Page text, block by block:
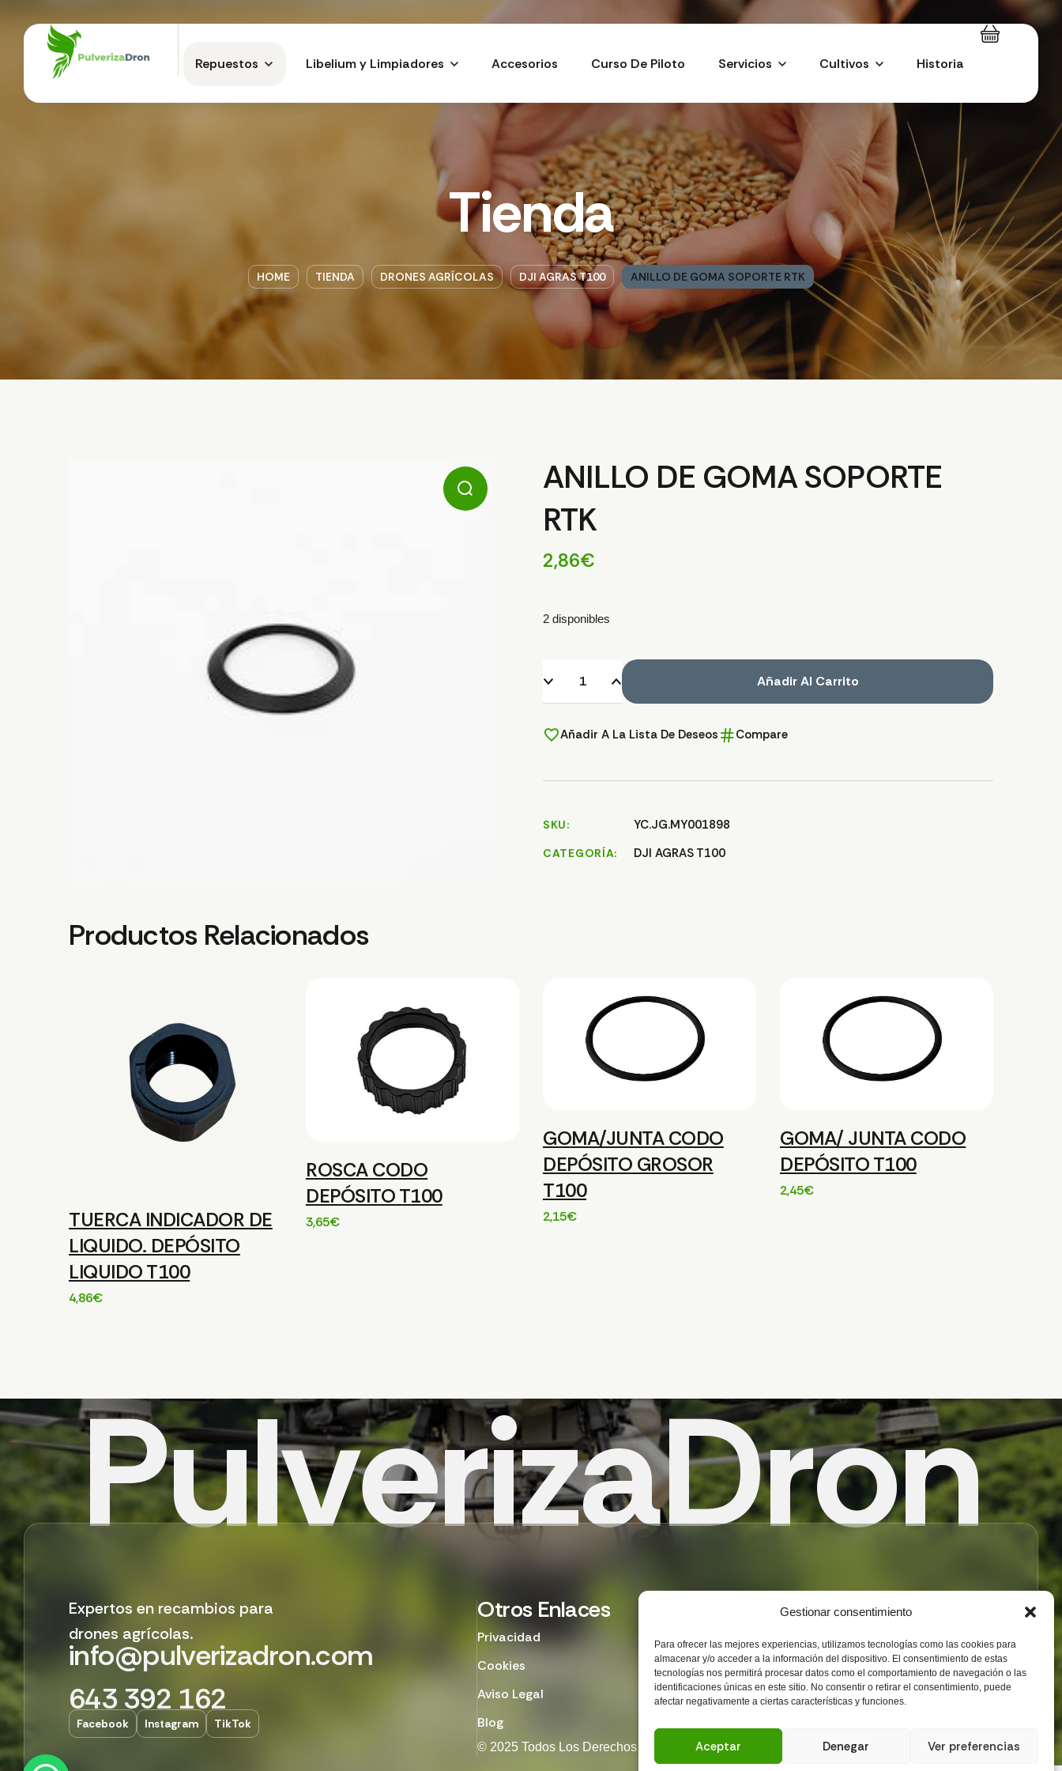
Gestionar consentimiento
Para ofrecer las mejores experiencias, utilizamos tecnologías como las cookies para
almacenar y/o acceder a la información del dispositivo. El consentimiento de estas
tecnologías nos permitirá procesar datos como el comportamiento de navegación o las
identificaciones únicas en este sitio. No consentir o retirar el consentimiento, puede
afectar negativamente a ciertas características y funciones.
Aceptar Denegar Ver preferencias
Repuestos Libelium y Limpiadores Accesorios Curso De Piloto Servicios Cultivos Historia
Tienda
HOME TIENDA DRONES AGRÍCOLAS DJI AGRAS T100 ANILLO DE GOMA SOPORTE RTK
ANILLO DE GOMA SOPORTE
RTK
2,86€
2 disponibles
Añadir Al Carrito
Compare
Añadir A La Lista De Deseos
SKU YC.JG.MY001898
CATEGORÍA DJI AGRAS T100
Productos Relacionados
TUERCA INDICADOR DE
LIQUIDO. DEPÓSITO
LIQUIDO T100
4,86€
ROSCA CODO
DEPÓSITO T100
3,65€
GOMA/JUNTA CODO
DEPÓSITO GROSOR
T100
2,15€
GOMA/ JUNTA CODO
DEPÓSITO T100
2,45€
PulverizaDron
Expertos en recambios para
drones agrícolas.
info@pulverizadron.com
643 392 162
Facebook Instagram TikTok
Otros Enlaces
Privacidad
Cookies
Aviso Legal
Blog
¿Necesitas Presupuesto?
Contáctanos
© 2025 Todos Los Derechos Reservados. Diseño Web: GranVia Solutions